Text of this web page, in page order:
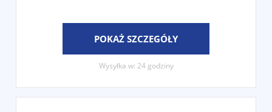
POKAŻ SZCZEGÓŁY
Wysyłka w: 24 godziny